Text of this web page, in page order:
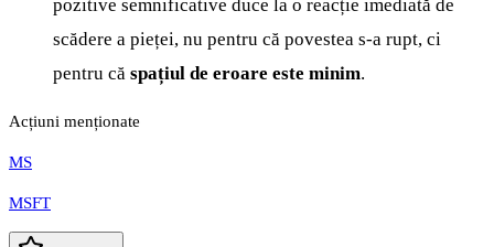
pozitive semnificative duce la o reacție imediată de
scădere a pieței, nu pentru că povestea s-a rupt, ci
pentru că spațiul de eroare este minim.
Acțiuni menționate
MS
MSFT